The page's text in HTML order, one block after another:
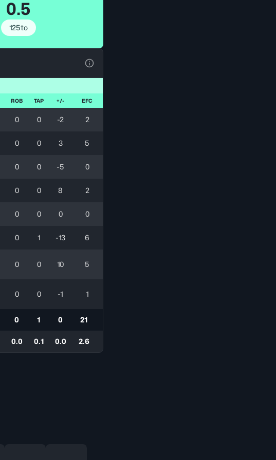
0.5
125to
ROB TAP +/- EFC
0 0 -2 2
0 0 3 5
0 0 -5 0
0 0 8 2
0 0 0 0
0 1 -13 6
0 0 10 5
0 0 -1 1
0 1 0 21
0.0 0.1 0.0 2.6